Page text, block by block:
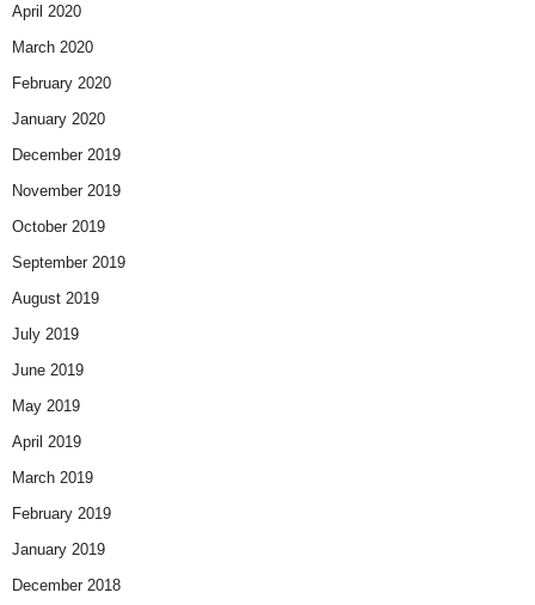
April 2020
March 2020
February 2020
January 2020
December 2019
November 2019
October 2019
September 2019
August 2019
July 2019
June 2019
May 2019
April 2019
March 2019
February 2019
January 2019
December 2018